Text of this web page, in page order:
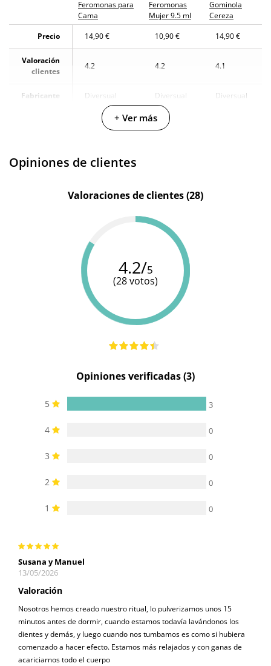
Feromonas para
Cama
Feromonas
Mujer 9.5 ml
Gominola
Cereza
Precio
14,90 € 10,90 € 14,90 €
Valoración
clientes
4.2 4.2 4.1
Fabricante Diversual Diversual Diversual
Transparente -
+ Ver más
Opiniones de clientes
Valoraciones de clientes (28)
4.2/5
(28 votos)
Opiniones verificadas (3)
5 3
4 0
3 0
2 0
1 0
Susana y Manuel
13/05/2026
Valoración
Nosotros hemos creado nuestro ritual, lo pulverizamos unos 15
minutos antes de dormir, cuando estamos todavía lavándonos los
dientes y demás, y luego cuando nos tumbamos es como si hubiera
comenzado a hacer efecto. Estamos más relajados y con ganas de
acariciarnos todo el cuerpo